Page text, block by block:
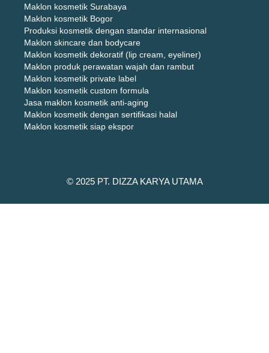
Maklon kosmetik Surabaya
Maklon kosmetik Bogor
Produksi kosmetik dengan standar internasional
Maklon skincare dan bodycare
Maklon kosmetik dekoratif (lip cream, eyeliner)
Maklon produk perawatan wajah dan rambut
Maklon kosmetik private label
Maklon kosmetik custom formula
Jasa maklon kosmetik anti-aging
Maklon kosmetik dengan sertifikasi halal
Maklon kosmetik siap ekspor
© 2025 PT. DIZZA KARYA UTAMA